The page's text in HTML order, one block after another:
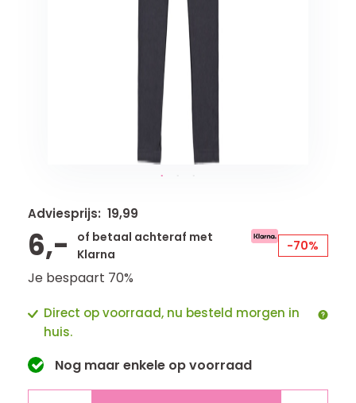
Schommelstoelen en wipstoeltjes
Adviesprijs: 19,99
6,-
of betaal achteraf met
Klarna
-70%
Je bespaart 70%
Direct op voorraad, nu besteld morgen in
huis.
Nog maar enkele op voorraad